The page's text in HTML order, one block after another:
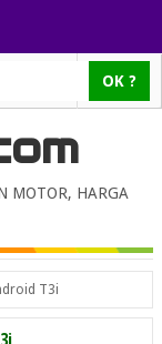
MOTOR, HARGA
T3i